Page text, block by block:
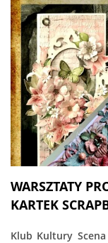
WARSZTATY
KARTEK
Klub Kultury